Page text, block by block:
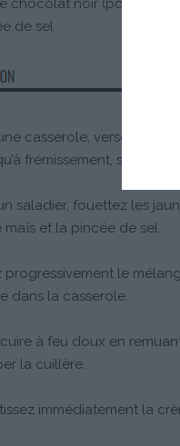
chocolat noir (pour les
de sel
casserole, versez le lait
frémissement, sans faire
saladier, fouettez les
maïs et la pincée de sel.
progressivement le
dans la casserole.
à feu doux en
la cuillère.
immédiatement la